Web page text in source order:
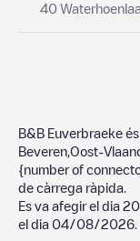
40
B&B Euverbraeke
Beveren Oost-
{number of
de càrrega ràpida.
Es va afegir el dia
el dia 04/08/2026